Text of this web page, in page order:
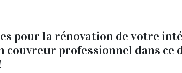
pour la rénovation de votre
couvreur professionnel dans ce